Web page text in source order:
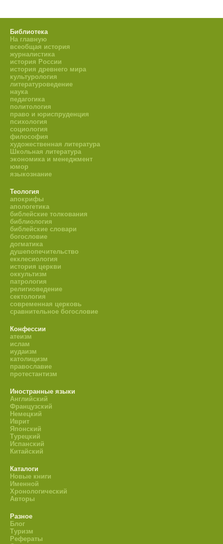
Библиотека
На главную
всеобщая история
журналистика
история России
история древнего мира
культурология
литературоведение
наука
педагогика
политология
право и юриспруденция
психология
социология
философия
художественная литература
Школьная литература
экономика и менеджмент
юмор
языкознание
Теология
апокрифы
апологетика
библейские толкования
библиология
библейские словари
богословие
догматика
душепопечительство
екклесиология
история церкви
оккультизм
патрология
религиоведение
сектология
современная церковь
сравнительное богословие
Конфессии
атеизм
ислам
иудаизм
католицизм
православие
протестантизм
Иностранные языки
Английский
Французский
Немецкий
Иврит
Японский
Турецкий
Испанский
Китайский
Каталоги
Новые книги
Именной
Хронологический
Авторы
Разное
Блог
Туризм
Рефераты